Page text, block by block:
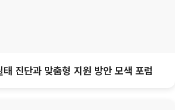
태 진단과 맞춤형 지원 방안 모색 포럼